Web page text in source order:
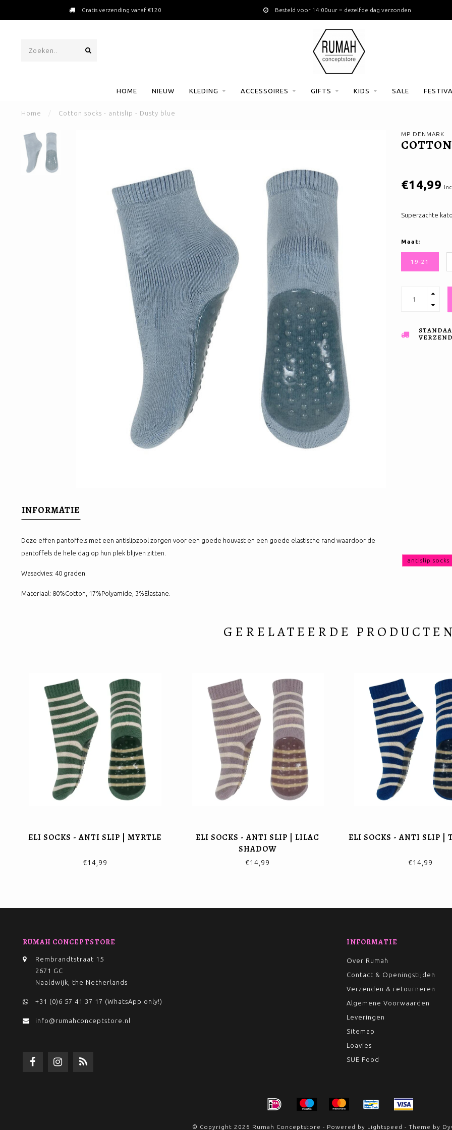
Gratis verzending vanaf €120 Besteld voor 14:00uur = dezelfde dag verzonden
HOME NIEUW KLEDING ACCESSOIRES GIFTS KIDS SALE
Home / Cotton socks - antislip - Dusty blue
MP DENMARK
€14,99
Superzachte
Maat:
19-21
INFORMATIE
Deze effen pantoffels met een antislipzool zorgen voor een goede houvast en een goede elastische rand waardoor de
pantoffels de hele dag op hun plek blijven zitten.
Wasadvies: 40 graden.
Materiaal: 80%Cotton, 17%Polyamide, 3%Elastane.
antislip socks
GERELATEERDE PRODUCTEN
ELI SOCKS - ANTI SLIP | MYRTLE
€14,99
ELI SOCKS - ANTI SLIP | LILAC
SHADOW
€14,99
ELI SOCKS - ANTI SLIP |
€14,99
RUMAH CONCEPTSTORE
Rembrandtstraat 15
2671 GC
Naaldwijk, the Netherlands
+31 (0)6 57 41 37 17 (WhatsApp only!)
info@rumahconceptstore.nl
INFORMATIE
Over Rumah
Contact & Openingstijden
Verzenden & retourneren
Algemene Voorwaarden
Leveringen
Sitemap
Loavies
SUE Food
© Copyright 2026 Rumah Conceptstore - Powered by Lightspeed - Theme by